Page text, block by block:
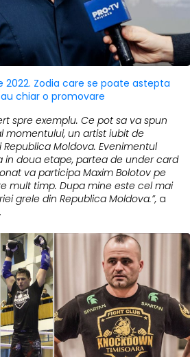
2022. Zodia care se poate astepta
chiar o promovare
spre exemplu. Ce pot sa va spun
momentului, un artist iubit de
Moldova. Evenimentul
in doua etape, partea de under card
va participa Maxim Bolotov pe
mult timp. Dupa mine este cel mai
grele din Republica Moldova.”, a